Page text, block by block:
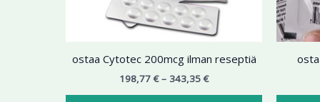
ostaa Cytotec 200mcg ilman reseptiä
198,77€ – 343,35€
muunnelma.
Voit
tehdä
valinnat
sivulla.